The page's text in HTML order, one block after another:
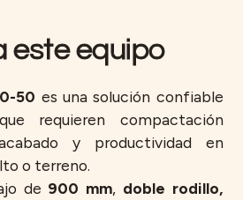
este equipo
50 es una solución confiable
requieren compactación
y productividad en
o terreno.
de 900 mm, doble rodillo,